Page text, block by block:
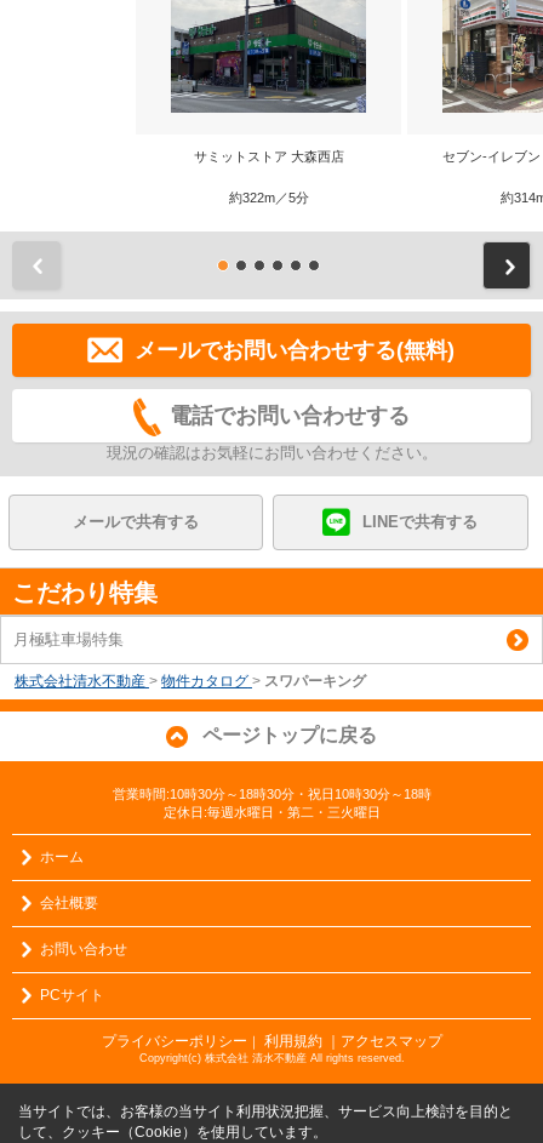
サミットストア 大森西店
約322m／5分
セブン‐イレブ
約
メールでお問い合わせする(無料)
電話でお問い合わせする
現況の確認はお気軽にお問い合わせください。
メールで共有する LINEで共有する
こだわり特集
月極駐車場特集
株式会社清水不動産 > 物件カタログ > スワパーキング
ページトップに戻る
営業時間:10時30分～18時30分・祝日10時30分～18時
定休日:毎週水曜日・第二・三火曜日
ホーム
会社概要
お問い合わせ
PCサイト
プライバシーポリシー ｜ 利用規約 ｜アクセスマップ
Copyright(c) 株式会社 清水不動産 All rights reserved.
当サイトでは、お客様の当サイト利用状況把握、サービス向上検討を目的と
して、クッキー（Cookie）を使用しています。